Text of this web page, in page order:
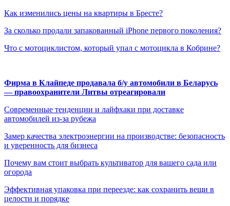
Как изменились цены на квартиры в Бресте?
За сколько продали запакованный iPhone первого поколения?
Что с мотоциклистом, который упал с мотоцикла в Кобрине?
Фирма в Клайпеде продавала б/у автомобили в Беларусь
— правоохранители Литвы отреагировали
Современные тенденции и лайфхаки при доставке
автомобилей из-за рубежа
Замер качества электроэнергии на производстве: безопасность
и уверенность для бизнеса
Почему вам стоит выбрать культиватор для вашего сада или
огорода
Эффективная упаковка при переезде: как сохранить вещи в
целости и порядке